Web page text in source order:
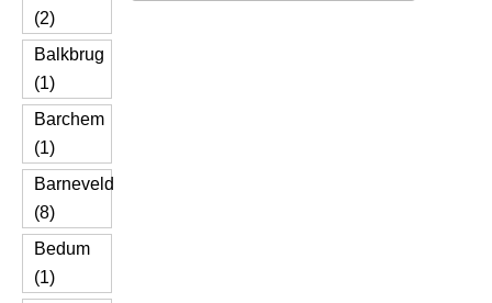
(2)
Balkbrug
(1)
Barchem
(1)
Barneveld
(8)
Bedum
(1)